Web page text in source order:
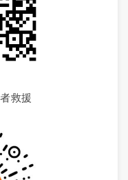
救援